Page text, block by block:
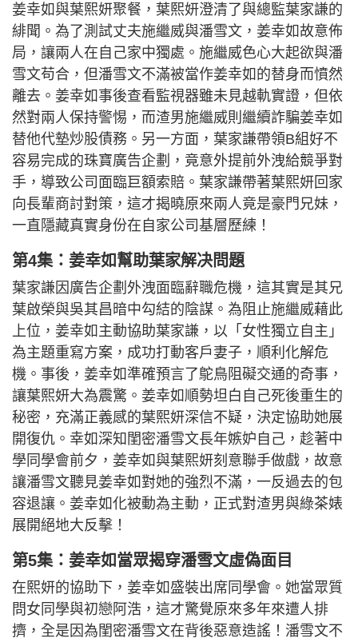
姜幸如與葉熙妍聚餐，葉熙妍澄清了與總監葉家謙的
緋聞。為了測試丈夫施繼威與潘雪文，姜幸如故意佈
局，讓兩人在自己家中獨處。施繼威色心大起欲與潘
雪文苟合，但潘雪文不滿被當作姜幸如的替身而憤然
離去。姜幸如事後查看監視器雖未見越軌實證，但依
然對兩人保持警惕，而渣男施繼威則繼續詐騙姜幸如
替他代墊炒股債務。另一方面，葉家謙帶領B組好不
容易完成的珠寶廣告企劃，竟意外提前外洩給競爭對
手，導致公司面臨巨額索賠。葉家謙帶著葉熙妍回家
向長輩商討對策，這才揭曉原來兩人竟是豪門兄妹，
一直隱藏真實身份在自家公司基層歷練！
第4集：姜幸如幫助葉家解决問題
葉家謙因廣告企劃外洩面臨辭職危機，這其實是其兄
葉啟榮與吳其昌暗中勾結的陰謀。為阻止施繼威藉此
上位，姜幸如主動協助葉家謙，以「女性獨立自主」
為主題重寫方案，成功打動客戶妻子，順利化解危
機。事後，姜幸如準確預言了鴕鳥阻礙交通的奇事，
讓葉熙妍大為震驚。姜幸如順勢坦白自己死後重生的
秘密，充滿正義感的葉熙妍深信不疑，決定協助她展
開復仇。幸如深知閨密潘雪文長年嫉妒自己，趁著中
學同學會前夕，姜幸如與葉熙妍刻意聯手做戲，故意
讓潘雪文聽見姜幸如對她的強烈不滿，一反過去的包
容退讓。姜幸如化被動為主動，正式對渣男與綠茶婊
展開絕地大反擊！
第5集：姜幸如當眾揭穿潘雪文虛偽面目
在熙妍的協助下，姜幸如盛裝出席同學會。她當眾質
問女同學與初戀阿浩，這才驚覺原來多年來遭人排
擠，全是因為閨密潘雪文在背後惡意造謠！潘雪文不